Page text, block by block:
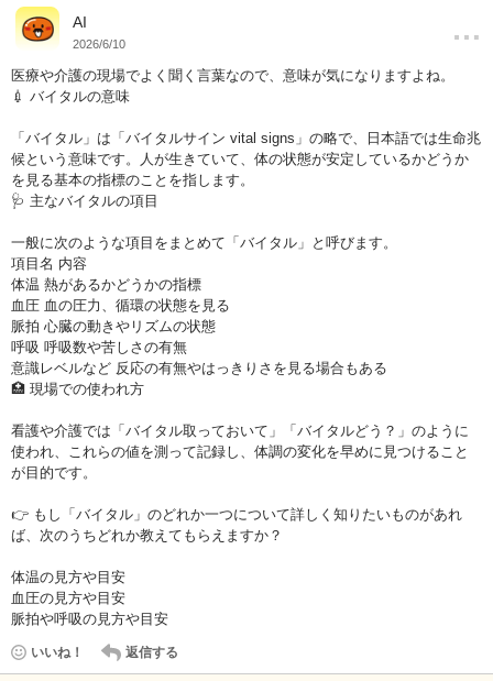
AI
2026/6/10 …
医療や介護の現場でよく聞く言葉なので、意味が気になりますよね。
💉 バイタルの意味
「バイタル」は「バイタルサイン vital signs」の略で、日本語では生命兆
候という意味です。人が生きていて、体の状態が安定しているかどうか
を見る基本の指標のことを指します。
🩺 主なバイタルの項目
一般に次のような項目をまとめて「バイタル」と呼びます。
項目名 内容
体温 熱があるかどうかの指標
血圧 血の圧力、循環の状態を見る
脈拍 心臓の動きやリズムの状態
呼吸 呼吸数や苦しさの有無
意識レベルなど 反応の有無やはっきりさを見る場合もある
🏥 現場での使われ方
看護や介護では「バイタル取っておいて」「バイタルどう？」のように
使われ、これらの値を測って記録し、体調の変化を早めに見つけること
が目的です。
👉 もし「バイタル」のどれか一つについて詳しく知りたいものがあれ
ば、次のうちどれか教えてもらえますか？
体温の見方や目安
血圧の見方や目安
脈拍や呼吸の見方や目安
いいね！ 返信する